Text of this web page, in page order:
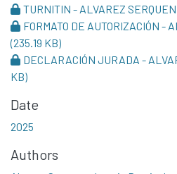
TURNITIN - ALVAREZ
FORMATO DE AUTORIZACIÓN -
(235.19 KB)
DECLARACIÓN JURADA -
KB)
Date
2025
Authors